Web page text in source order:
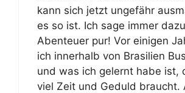
kann sich jetzt ungefähr
es so ist. Ich sage immer
Abenteuer pur! Vor einigen
ich innerhalb von Brasilien
und was ich gelernt habe ist,
viel Zeit und Geduld braucht.